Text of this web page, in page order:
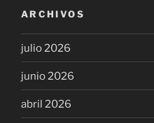
ARCHIVOS
julio 2026
junio 2026
abril 2026